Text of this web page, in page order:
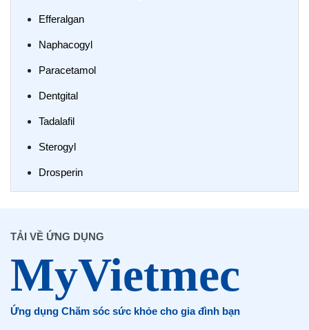
Efferalgan
Naphacogyl
Paracetamol
Dentgital
Tadalafil
Sterogyl
Drosperin
TẢI VỀ ỨNG DỤNG
Ứng dụng Chăm sóc sức khỏe cho gia đình bạn